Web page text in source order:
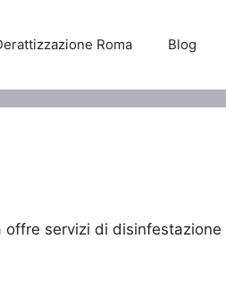
Roma Blog
servizi di disinfestazione